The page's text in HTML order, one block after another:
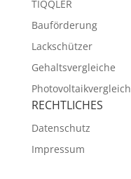
TIQQLER
Bauförderung
Lackschützer
Gehaltsvergleiche
Photovoltaikvergleich
RECHTLICHES
Datenschutz
Impressum